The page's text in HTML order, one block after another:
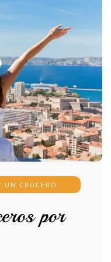
UN CRUCERO
por